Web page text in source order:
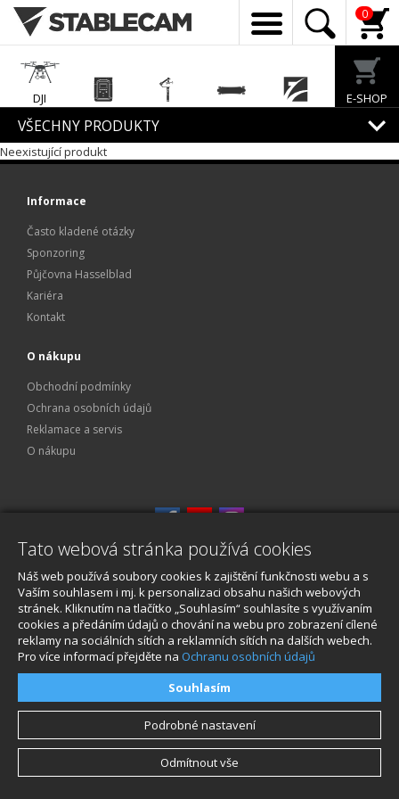
0
E-SHOP
DJI
Enterprise
VŠECHNY PRODUKTY
Neexistující produkt
Informace
Často kladené otázky
Sponzoring
Půjčovna Hasselblad
Kariéra
Kontakt
O nákupu
Obchodní podmínky
Ochrana osobních údajů
Reklamace a servis
O nákupu
© 2026, STABLECAM s.r.o
Souhlasím
Podrobné nastavení
Odmítnout vše
Tato webová stránka používá cookies
Náš web používá soubory cookies k zajištění funkčnosti webu a s
Vaším souhlasem i mj. k personalizaci obsahu našich webových
stránek. Kliknutím na tlačítko „Souhlasím“ souhlasíte s využívaním
cookies a předáním údajů o chování na webu pro zobrazení cílené
reklamy na sociálních sítích a reklamních sítích na dalších webech.
Pro více informací přejděte na Ochranu osobních údajů